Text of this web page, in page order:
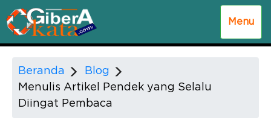
Menu
Beranda
Blog
Menulis Artikel Pendek yang Selalu
Diingat Pembaca